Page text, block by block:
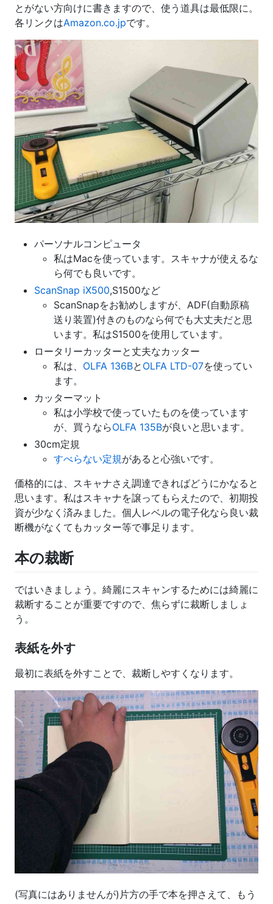
とがない方向けに書きますので、使う道具は最低限に。
各リンクはAmazon.co.jpです。
パーソナルコンピュータ
私はMacを使っています。スキャナが使えるな
ら何でも良いです。
ScanSnap iX500,S1500など
ScanSnapをお勧めしますが、ADF(自動原稿
送り装置)付きのものなら何でも大丈夫だと思
います。私はS1500を使用しています。
ロータリーカッターと丈夫なカッター
私は、 OLFA 136Bと OLFA LTD-07を使ってい
ます。
カッターマット
私は小学校で使っていたものを使っています
が、買うならOLFA 135Bが良いと思います。
30cm定規
すべらない定規があると心強いです。
価格的には、スキャナさえ調達できればどうにかなると
思います。私はスキャナを譲ってもらえたので、初期投
資が少なく済みました。個人レベルの電子化なら良い裁
断機がなくてもカッター等で事足ります。
本の裁断
ではいきましょう。綺麗にスキャンするためには綺麗に
裁断することが重要ですので、焦らずに裁断しましょ
う。
表紙を外す
最初に表紙を外すことで、裁断しやすくなります。
(写真にはありませんが)片方の手で本を押さえて、もう